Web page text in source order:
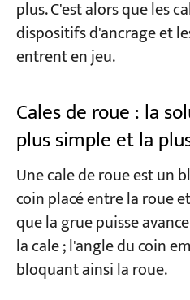
plus. C'est alors que les
dispositifs d'ancrage et
entrent en jeu.
Cales de roue : la
plus simple et la
Une cale de roue est un
coin placé entre la roue
que la grue puisse
la cale ; l'angle du coin
bloquant ainsi la roue.